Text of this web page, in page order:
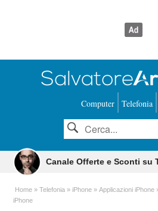
Computer Telefonia
Canale Offerte e Sconti su
Home Telefonia iPhone Applicazioni iPhone
iPhone